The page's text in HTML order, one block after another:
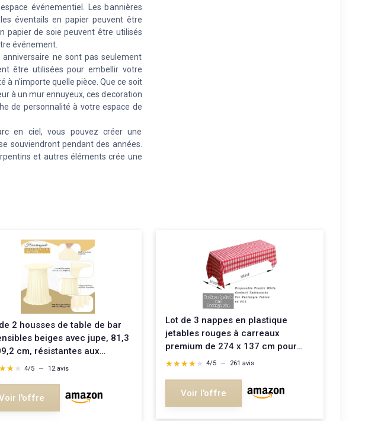
événementiel. Les bannières
éventails en papier peuvent être
papier de soie peuvent être utilisés
événement.
ne sont pas seulement
être utilisées pour embellir votre
à n'importe quelle pièce. Que ce soit
à un mur ennuyeux, ces decoration
de personnalité à votre espace de
en ciel, vous pouvez créer une
souviendront pendant des années.
et autres éléments crée une
2 housses de table de bar
beiges avec jupe, 81,3
cm, résistantes aux
anti-plis, lavables, jupes de
pour mariage, fête,
à Lot de 2 Beige
4/5 — 12 avis
l'offre
Lot de 3 nappes en plastique
jetables rouges à carreaux
premium de 274 x 137 cm pour
tables rectangulaires de 2,4 m de
imperméables pour décoration de
fête Grille Rouge 259 x 137 cm
★★★★★
★★★★★ 4/5 — 261 avis
Voir l'offre